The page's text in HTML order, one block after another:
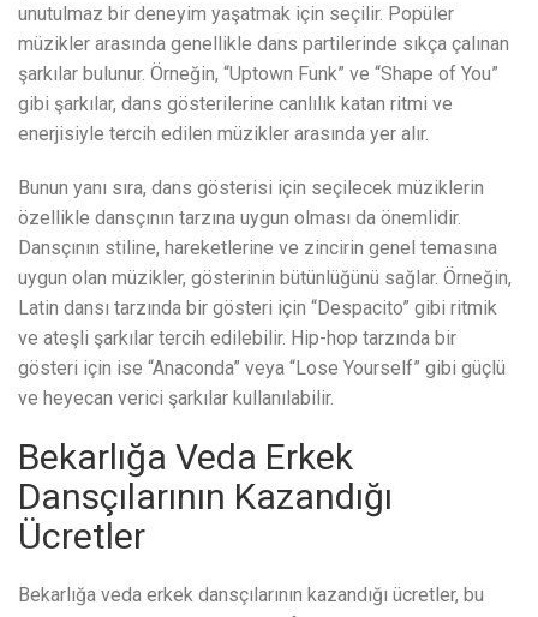
unutulmaz bir deneyim yaşatmak için seçilir. Popüler
müzikler arasında genellikle dans partilerinde sıkça çalınan
şarkılar bulunur. Örneğin, “Uptown Funk” ve “Shape of You”
gibi şarkılar, dans gösterilerine canlılık katan ritmi ve
enerjisiyle tercih edilen müzikler arasında yer alır.
Bunun yanı sıra, dans gösterisi için seçilecek müziklerin
özellikle dansçının tarzına uygun olması da önemlidir.
Dansçının stiline, hareketlerine ve zincirin genel temasına
uygun olan müzikler, gösterinin bütünlüğünü sağlar. Örneğin,
Latin dansı tarzında bir gösteri için “Despacito” gibi ritmik
ve ateşli şarkılar tercih edilebilir. Hip-hop tarzında bir
gösteri için ise “Anaconda” veya “Lose Yourself” gibi güçlü
ve heyecan verici şarkılar kullanılabilir.
Bekarlığa Veda Erkek
Dansçılarının Kazandığı
Ücretler
Bekarlığa veda erkek dansçılarının kazandığı ücretler, bu